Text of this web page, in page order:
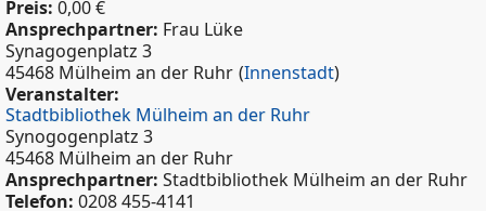
Preis: 0,00 €
Ansprechpartner: Frau Lüke
Synagogenplatz 3
45468 Mülheim an der Ruhr (Innenstadt)
Veranstalter:
Stadtbibliothek Mülheim an der Ruhr
Synogogenplatz 3
45468 Mülheim an der Ruhr
Ansprechpartner: Stadtbibliothek Mülheim an der Ruhr
Telefon: 0208 455-4141